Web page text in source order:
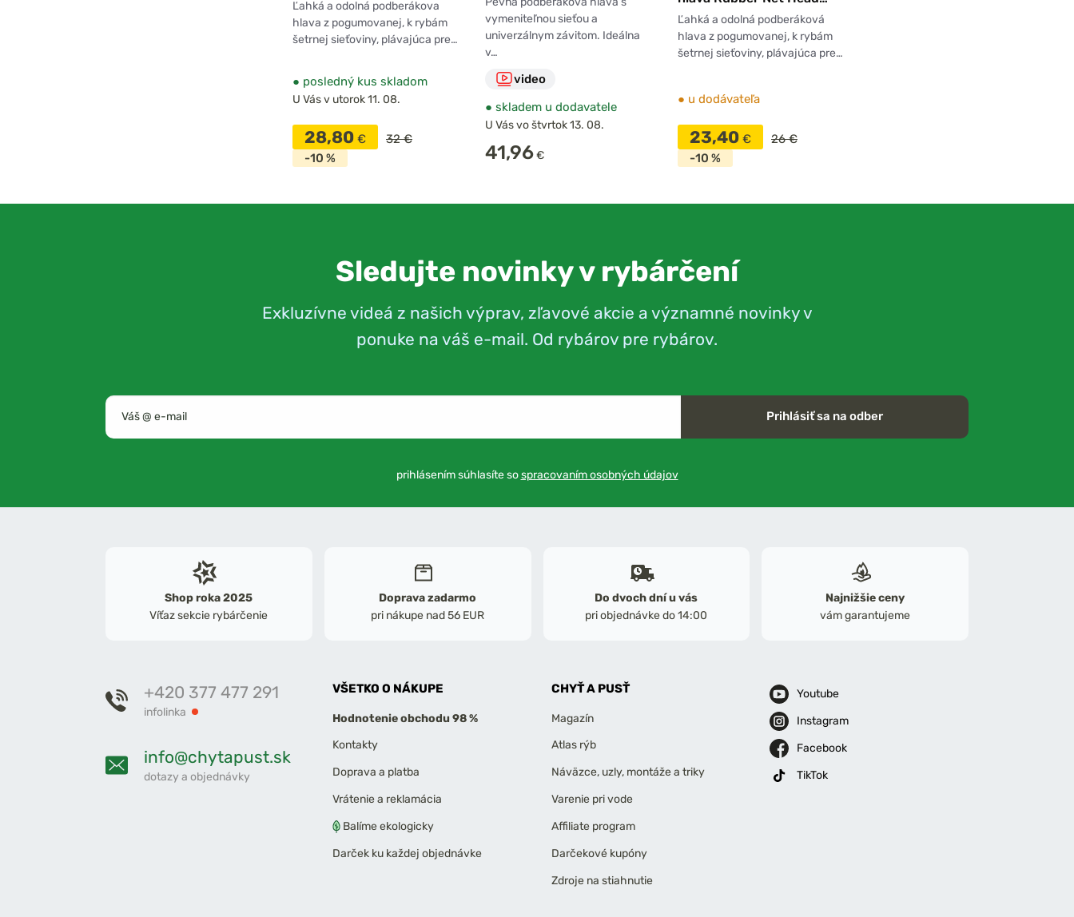
Ľahká a odolná podberákova
hlava z pogumovanej, k rybám
šetrnej sieťoviny, plávajúca pre…
● posledný kus skladom
U Vás v utorok 11. 08.
28,80 €
32 €
-10 %
vymeniteľnou sieťou a
univerzálnym závitom. Ideálna
v…
video
● skladem u dodavatele
U Vás vo štvrtok 13. 08.
41,96€
60cm
Ľahká a odolná podberáková
hlava z pogumovanej, k rybám
šetrnej sieťoviny, plávajúca pre…
● u dodávateľa
23,40 €
26 €
-10 %
Sledujte novinky v rybárčení
Exkluzívne videá z našich výprav, zľavové akcie a významné novinky v
ponuke na váš e-mail. Od rybárov pre rybárov.
Prihlásiť sa na odber
prihlásením súhlasíte sospracovaním osobných údajov
Shop roka 2025
Víťaz sekcie rybárčenie
Doprava zadarmo
pri nákupe nad 56 EUR
Do dvoch dní u vás
pri objednávke do 14:00
Najnižšie ceny
vám garantujeme
+420 377 477 291
infolinka
info@chytapust.sk
dotazy a objednávky
VŠETKO O NÁKUPE
Hodnotenie obchodu 98 %
Kontakty
Doprava a platba
Vrátenie a reklamácia
Balíme ekologicky
Darček ku každej objednávke
CHYŤ A PUSŤ
Magazín
Atlas rýb
Náväzce, uzly, montáže a triky
Varenie pri vode
Affiliate program
Darčekové kupóny
Zdroje na stiahnutie
Youtube
Instagram
Facebook
TikTok